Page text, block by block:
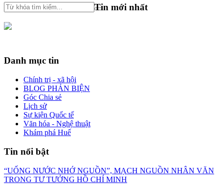
Tin mới nhất
Danh mục tin
Chính trị - xã hội
BLOG PHẢN BIỆN
Góc Chia sẻ
Lịch sử
Sự kiện Quốc tế
Văn hóa - Nghệ thuật
Khám phá Huế
Tin nổi bật
“UỐNG NƯỚC NHỚ NGUỒN”, MẠCH NGUỒN NHÂN VĂN
TRONG TƯ TƯỞNG HỒ CHÍ MINH